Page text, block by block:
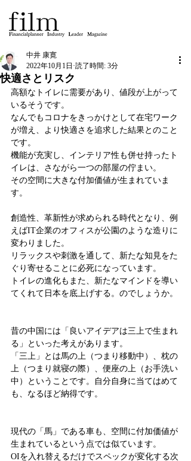
快適さとリスク
中井 康寛
2022年10月1日 読了時間: 3分
高額なトイレに需要があり、値段が上がって
いるそうです。
なんでもコロナをきっかけとして在宅ワーク
が増え、より快適さを追求した結果とのこと
です。
機能が充実し、インテリア性も併せ持ったト
イレは、さながら一つの部屋の佇まい。
その空間に大きな付加価値が生まれていま
す。
創造性、革新性が求められる時代となり、例
えばIT企業のオフィスが公園のような造りに
変わりました。
リラックスや刺激を通して、新たな知見をた
ぐり寄せることに必死になっています。
トイレの進化もまた、新たなマインドを導い
てくれて日本を底上げする。のでしょうか。
昔の中国には「良いアイデアは三上で生まれ
る」といった考えがあります。
「三上」とは馬の上（つまり移動中）、枕の
上（つまり就寝の際）、便座の上（お手洗い
中）ということです。自分自身に当てはめて
も、なるほど納得です。
現代の「馬」である車も、空間に付加価値が
生まれているという点では似ています。
OIを入れ替えるだけでスペックが変化する次